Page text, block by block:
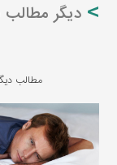
دیگر
مطالب